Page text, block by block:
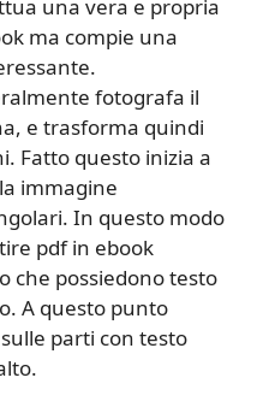
una vera e propria
ma compie una
fotografa il
e trasforma quindi
Fatto questo inizia a
immagine
In questo modo
pdf in ebook
che possiedono testo
A questo punto
parti con testo